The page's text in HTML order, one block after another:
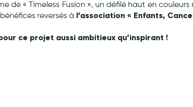
de « Timeless Fusion », un défilé haut en
reversés à l’association « Enfants,
ce projet aussi ambitieux qu’inspirant !